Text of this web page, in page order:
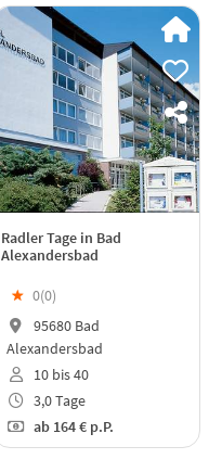
Radler Tage in Bad
Alexandersbad
★ 0(0)
95680 Bad
Alexandersbad
10 bis 40
3,0 Tage
ab164 € p.P.